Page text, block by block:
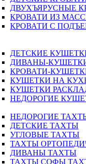
ДВУХЪЯРУСНЫЕ
КРОВАТИ ИЗ
КРОВАТИ С
ДЕТСКИЕ
ДИВАНЫ-
КРОВАТИ-
КУШЕТКИ НА
КУШЕТКИ
НЕДОРОГИЕ
НЕДОРОГИЕ
ДЕТСКИЕ ТАХТЫ
УГЛОВЫЕ ТАХТЫ
ТАХТЫ
ДИВАНЫ ТАХТЫ
ТАХТЫ СОФЫ